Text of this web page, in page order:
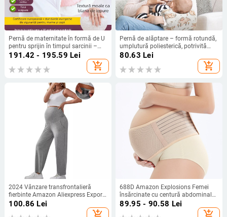
Pernă de maternitate în formă de U
pentru sprijin în timpul sarcinii –
confort la talie și abdomen,
umplutură din fibre de poliester,
husă din fibre chimice,
191.42 - 195.59 Lei
add_shopping_cart
Pernă de alăptare – formă rotundă,
umplutură poliesterică, potrivită
pentru toate etapele, pernă de
80.63 Lei
add_shopping_cart
2024 Vânzare transfrontalieră
fierbinte Amazon Aliexpress Export
Explosion Modele Pantaloni de
maternitate multicolori cu suport
100.86 Lei
add_shopping_cart
688D Amazon Explosions Femei
însărcinate cu centură abdominală
prenatală înainte de al doilea
trimestru de sarcină Centură
89.95 - 90.58 Lei
add_shopping_cart